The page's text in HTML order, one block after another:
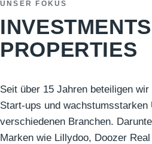
UNSER FOKUS
PROPERTIES
Seit über 15 Jahren beteiligen
Start-ups und wachstumsstarken
verschiedenen Branchen.
Marken wie Lillydoo, Doozer